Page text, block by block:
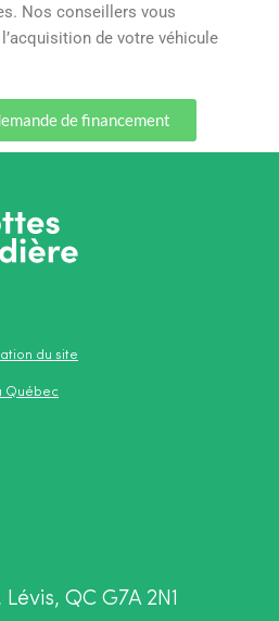
Nos conseillers vous
de votre véhicule
de financement
du site
Québec
QC G7A 2N1